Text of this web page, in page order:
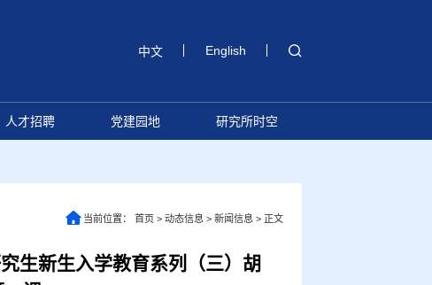
中文 English
人才招聘 党建园地 研究所时空
当前位置： 首页 > 动态信息 > 新闻信息 > 正文
生新生入学教育系列（三）胡